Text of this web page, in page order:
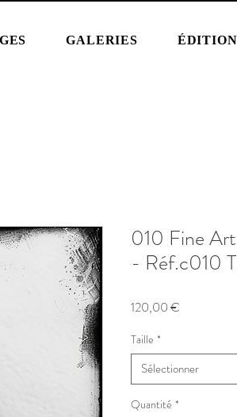
GALERIES ÉDITION
010 Fine
- Réf.c010
120,00 €
Taille *
Sélectionner
Quantité *